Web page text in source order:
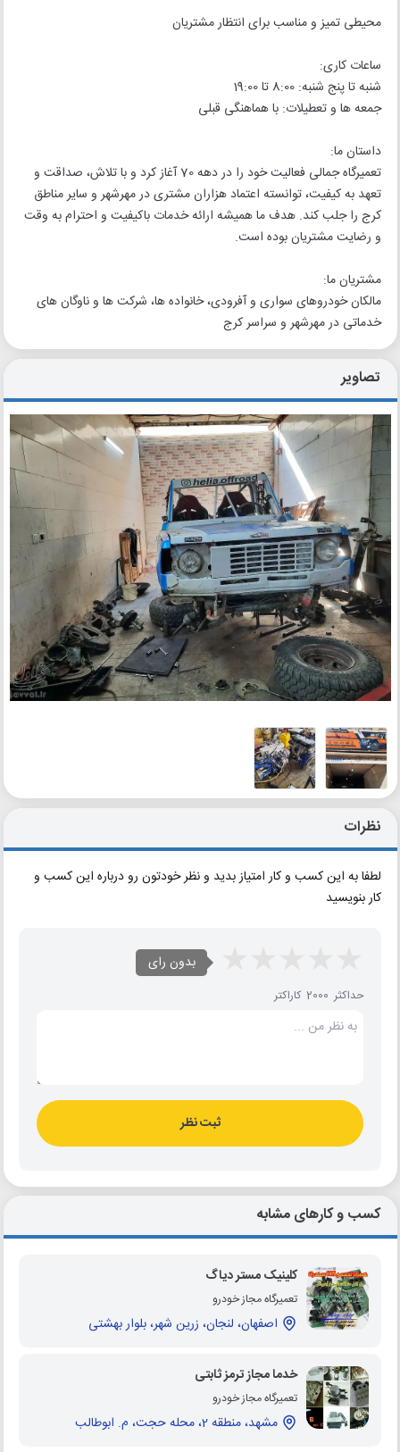
محیطی تمیز و مناسب برای انتظار مشتریان
ساعات کاری:
شنبه تا پنج شنبه: 8:00 تا 19:00
جمعه ها و تعطیلات: با هماهنگی قبلی
داستان ما:
تعمیرگاه جمالی فعالیت خود را در دهه 70 آغاز کرد و با تلاش، صداقت و
تعهد به کیفیت، توانسته اعتماد هزاران مشتری در مهرشهر و سایر مناطق
کرج را جلب کند. هدف ما همیشه ارائه خدمات باکیفیت و احترام به وقت
و رضایت مشتریان بوده است.
مشتریان ما:
مالکان خودروهای سواری و آفرودی، خانواده ها، شرکت ها و ناوگان های
خدماتی در مهرشهر و سراسر کرج
تصاویر
نظرات
لطفا به این کسب و کار امتیاز بدید و نظر خودتون رو درباره این کسب و
کار بنویسید
بدون رای
حداکثر 2000 کاراکتر
ثبت نظر
کسب و کارهای مشابه
کلینیک مستر دیاگ
تعمیرگاه مجاز خودرو
اصفهان، لنجان، زرین شهر، بلوار بهشتی
خدما مجاز ترمز ثابتی
تعمیرگاه مجاز خودرو
مشهد، منطقه 2، محله حجت، م. ابوطالب